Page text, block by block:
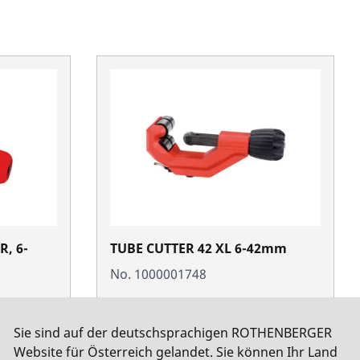
6-
TUBE CUTTER 42 XL 6-42mm
No. 1000001748
Sie sind auf der deutschsprachigen ROTHENBERGER
Website für Österreich gelandet. Sie können Ihr Land